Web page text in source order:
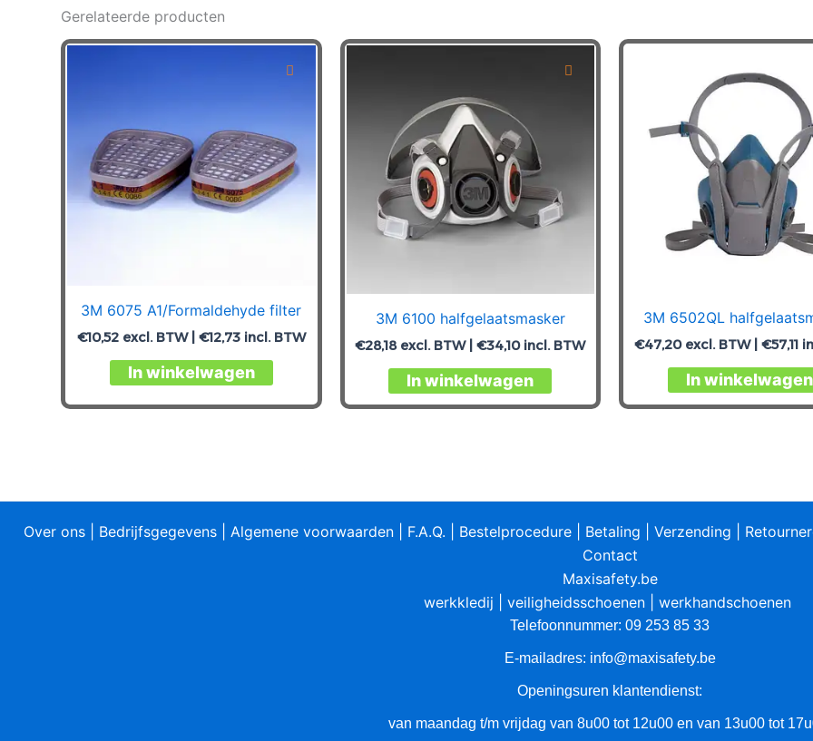
Gerelateerde producten
3M 6075 A1/Formaldehyde filter
€10,52excl. BTW | €12,73incl. BTW
In winkelwagen
3M 6100 halfgelaatsmasker
€28,18excl. BTW |€34,10incl. BTW
In winkelwagen
3M 6502QL
€47,20excl. BTW |€57,11
In winkelwagen
Over ons Bedrijfsgegevens Algemene voorwaarden F.A.Q. Bestelprocedure Betaling Verzending
Contact
Maxisafety.be
werkkledij
veiligheidsschoenen werkhandschoenen
Telefoonnummer: 09 253 85 33
E-mailadres: info@maxisafety.be
Openingsuren klantendienst:
van maandag t/m vrijdag van 8u00 tot 12u00 en van 13u00 tot